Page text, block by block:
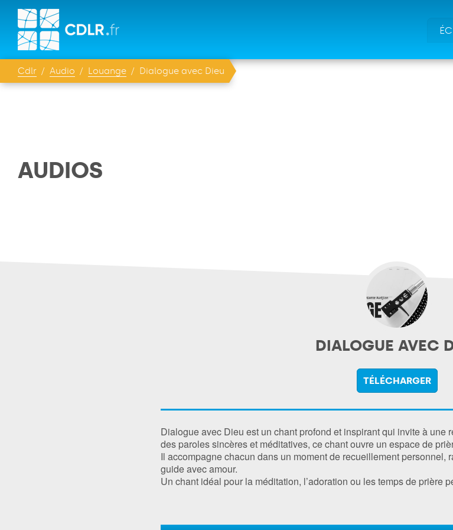
Cdlr Audio Louange Dialogue avec Dieu
AUDIOS
DIALOGUE AVEC
TÉLÉCHARGER
Dialogue avec Dieu est un chant profond et inspirant qui invite à une
des paroles sincères et méditatives, ce chant ouvre un espace de
Il accompagne chacun dans un moment de recueillement
guide avec amour.
Un chant idéal pour la méditation, l’adoration ou les temps de prière